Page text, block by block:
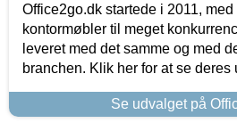
Office2go.dk startede i 2011,
kontormøbler til meget
leveret med det samme og med
branchen. Klik her for at se deres
Se udvalget på